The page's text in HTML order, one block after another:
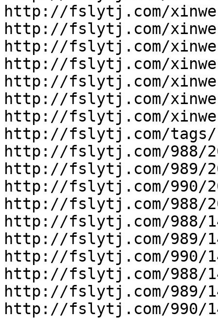
http://fslytj.com/
http://fslytj.com/
http://fslytj.com/
http://fslytj.com/
http://fslytj.com/
http://fslytj.com/
http://fslytj.com/
http://fslytj.com/tags/
http://fslytj.com/988/
http://fslytj.com/989/
http://fslytj.com/990/
http://fslytj.com/988/
http://fslytj.com/988/
http://fslytj.com/989/
http://fslytj.com/990/
http://fslytj.com/988/
http://fslytj.com/989/
http://fslytj.com/990/